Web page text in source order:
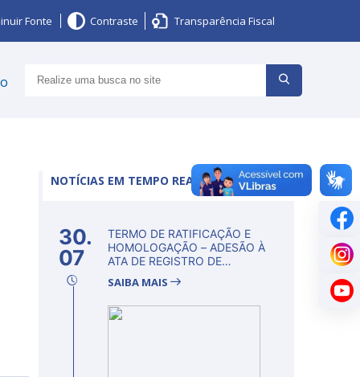
Fonte Contraste Transparência Fiscal
NOTÍCIAS EM TEMPO REAL
30.
07
TERMO DE RATIFICAÇÃO E
HOMOLOGAÇÃO – ADESÃO À
ATA DE REGISTRO DE
SAIBA MAIS